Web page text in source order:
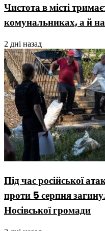
Чистота в місті
комунальниках, а й на
2 дні назад
Під час російської
проти 5 серпня
Носівської громади